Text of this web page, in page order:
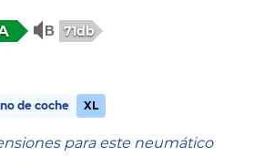
71db
de coche XL
para este neumático